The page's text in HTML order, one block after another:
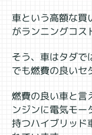
車という高額な買
がランニングコス
そう、車はタダで
でも燃費の良いセ
燃費の良い車と言
ンジンに電気モー
持つハイブリッド